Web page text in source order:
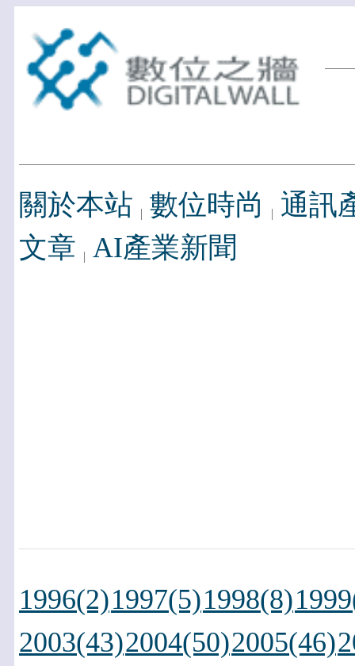
關於本站 數位時尚
通訊
文章 AI產業新聞
1996(2)1997(5)1998(8)
2003(43)2004(50)2005(46)